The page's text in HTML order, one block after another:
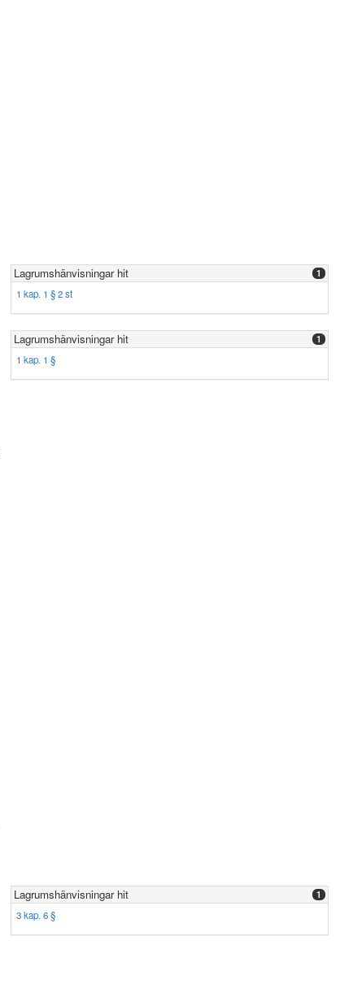
Lagrumshänvisningar hit 1
1 kap. 1 § 2 st
Lagrumshänvisningar hit 1
1 kap. 1 §
Lagrumshänvisningar hit 1
3 kap. 6 §